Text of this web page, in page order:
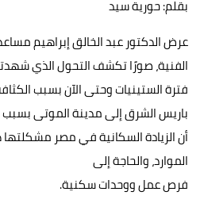
فن
بقلم: حورية سيد
عرض الدكتور عبد الخالق إبراهيم
الفنية، صورًا تكشف التحول الذي
فترة الستينيات وحتى الآن بسبب
باريس الشرق إلى مدينة الموتى
أن الزيادة السكانية في مصر
الموارد، والحاجة إلى
فرص عمل ووحدات سكنية.